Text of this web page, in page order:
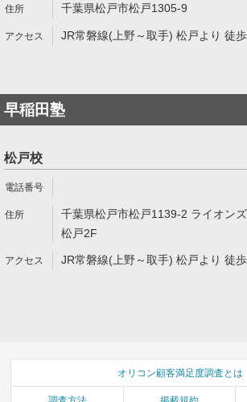
千葉県松戸市松戸1305-9
JR常磐線(上野～取手) 松戸より 徒
早稲田塾
松戸校
千葉県松戸市松戸1139-2 ライオン
松戸2F
JR常磐線(上野～取手) 松戸より 徒
オリコン顧客満足度調査とは